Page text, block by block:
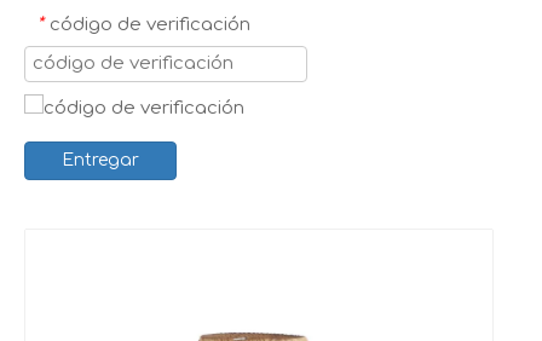
* código de verificación
Entregar